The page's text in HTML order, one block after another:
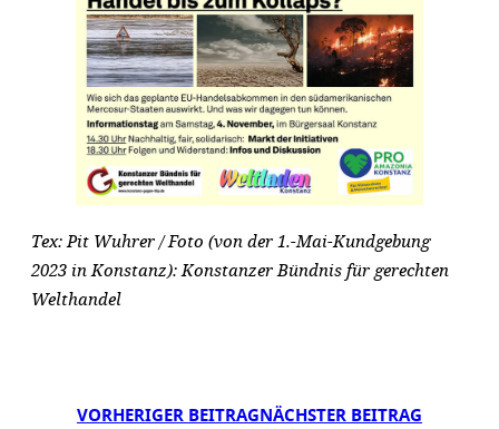
Tex: Pit Wuhrer / Foto (von der 1.-Mai-Kundgebung
2023 in Konstanz): Konstanzer Bündnis für gerechten
Welthandel
VORHERIGER BEITRAG NÄCHSTER BEITRAG